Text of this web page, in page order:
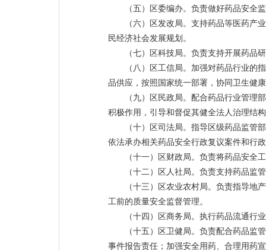
（五）区委编办。负责做好药品安全
（六）区发改局。支持药品等医药产
民经济社会发展规划。
（七）区科技局。负责支持开展药品
（八）区工信局。加强对药品行业的
品供应，按照国家统一部署，协同卫生健
（九）区民政局。配合药品行业管理
积极作用，引导和督促其健全法人治理结
（十）区司法局。指导区级药品监管
依法承办相关药品安全行政复议案件和行
（十一）区财政局。负责将药品安全
（十二）区人社局。负责支持药品监
（十三）区农业农村局。负责指导地
工前的质量安全监督管理。
（十四）区商务局。执行药品流通行
（十五）区卫健局。负责配合药品监
事件报告责任；加强安全用药、合理用药